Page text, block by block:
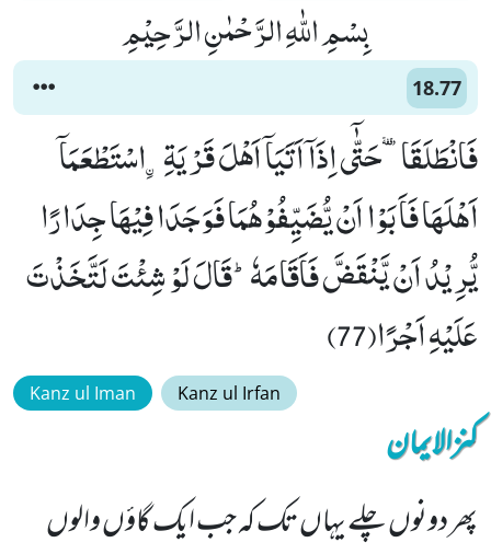
بِسْمِ اللّٰهِ الرَّحْمٰنِ الرَّحِیْمِ
18.77
فَانْطَلَقَاٙ-حَتّٰۤى اِذَاۤ اَتَیَاۤ اَهْلَ قَرْیَةِ-ﹰاسْتَطْعَمَاۤ
اَهْلَهَا فَاَبَوْا اَنْ یُّضَیِّفُوْهُمَا فَوَجَدَا فِیْهَا جِدَارًا
یُّرِیْدُ اَنْ یَّنْقَضَّ فَاَقَامَهٗؕ-قَالَ لَوْ شِئْتَ لَتَّخَذْتَ
عَلَیْهِ اَجْرًا(77)
Kanz ul Iman Kanz ul Irfan
کنزالایمان
پھر دونوں چلے یہاں تک کہ جب ایک گاؤں والوں